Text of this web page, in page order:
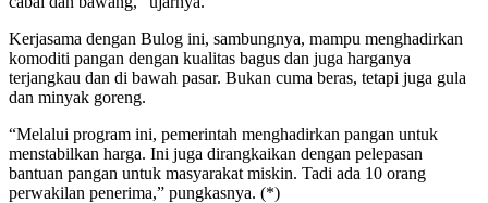
Kerjasama dengan Bulog ini, sambungnya, mampu menghadirkan
komoditi pangan dengan kualitas bagus dan juga harganya
terjangkau dan di bawah pasar. Bukan cuma beras, tetapi juga gula
dan minyak goreng.
“Melalui program ini, pemerintah menghadirkan pangan untuk
menstabilkan harga. Ini juga dirangkaikan dengan pelepasan
bantuan pangan untuk masyarakat miskin. Tadi ada 10 orang
perwakilan penerima,” pungkasnya. (*)